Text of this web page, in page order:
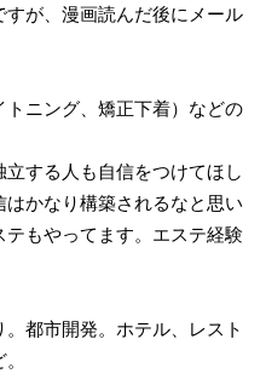
が、漫画読んだ後にメール
トニング、矯正下着）などの
する人も自信をつけてほし
かなり構築されるなと思い
もやってます。エステ経験
都市開発。ホテル、レスト